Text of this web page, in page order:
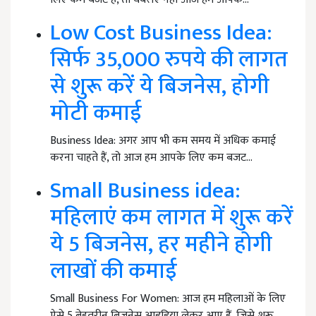
Low Cost Business Idea:
सिर्फ 35,000 रुपये की लागत
से शुरू करें ये बिजनेस, होगी
मोटी कमाई
Business Idea: अगर आप भी कम समय में अधिक कमाई
करना चाहते हैं, तो आज हम आपके लिए कम बजट…
Small Business idea:
महिलाएं कम लागत में शुरू करें
ये 5 बिजनेस, हर महीने होगी
लाखों की कमाई
Small Business For Women: आज हम महिलाओं के लिए